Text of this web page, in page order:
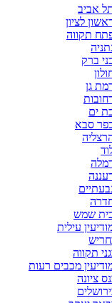
אביב
לציון
תקווה
ברק
גן
ים
סבא
שמש
עילית
תקווה
מכבים רעות
ציונה